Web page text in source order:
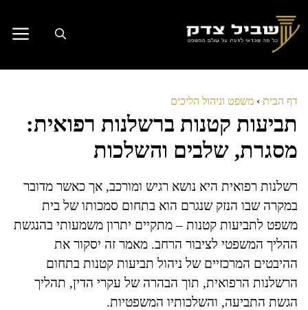
לתוכן
דף הבית › משפט וניהול הליכים
תביעות קטנות ברשלנות רפואית:
מסגרת, שלבים והשלכות
רשלנות רפואית היא נושא רגיש ומורכב, אך כאשר מדובר
במקרה שבו הנזק שנגרם הוא בתחום סמכותו של בית
משפט לתביעות קטנות – מתקיים יתרון משמעותי בהנגשת
ההליך המשפטי לציבור הרחב. מאמר זה יסקור את
ההיבטים המרכזיים של ניהול תביעות קטנות בתחום
הרשלנות הרפואית, תוך הבהרה של עקרי הדין, תהליך
הגשת התביעה, והשלכותיו המשפטיות.